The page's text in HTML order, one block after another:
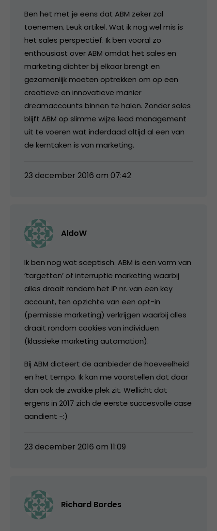
Ben het met je eens dat ABM zeker zal
toenemen. Leuk artikel. Wat ik nog wel mis is
het sales perspectief. Ik ben vooral zo
enthousiast over ABM omdat het sales en
marketing dichter bij elkaar brengt en
gezamenlijk moeten optrekken om op een
creatieve en innovatieve manier
dreamaccounts binnen te halen. Zonder sales
blijft ABM op slimme wijze lead management
uit te voeren wat inderdaad altijd al een van
de kerntaken is van marketing.
23 december 2016 om 07:42
AldoW
Ik ben nog wat sceptisch. ABM is een vorm van
’targetten’ of interruptie marketing waarbij
alles draait rondom het IP nr. van een key
account, ten opzichte van een opt-in
(permissie marketing) verkrijgen waarbij alles
draait rondom cookies van individuen
(klassieke marketing automation).
Bij ABM dicteert de aanbieder de hoeveelheid
en het tempo. Ik kan me voorstellen dat daar
dan ook de zwakke plek zit. Wellicht dat
ergens in 2017 zich de eerste succesvolle case
aandient -:)
23 december 2016 om 11:09
Richard Bordes